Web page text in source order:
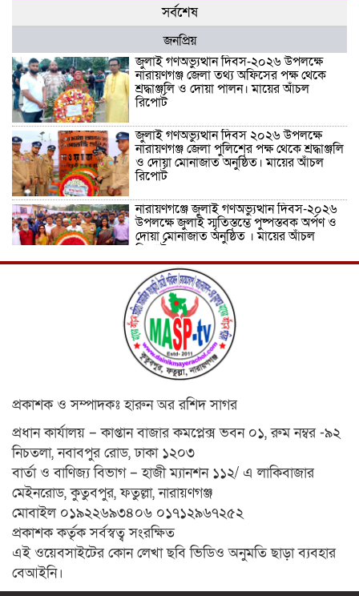
সর্বশেষ
জনপ্রিয়
জুলাই গণঅভ্যুত্থান দিবস-২০২৬ উপলক্ষে
নারায়ণগঞ্জ জেলা তথ্য অফিসের পক্ষ থেকে
শ্রদ্ধাঞ্জলি ও দোয়া পালন। মায়ের আঁচল
রিপোর্ট
জুলাই গণঅভ্যুত্থান দিবস ২০২৬ উপলক্ষে
নারায়ণগঞ্জ জেলা পুলিশের পক্ষ থেকে শ্রদ্ধাঞ্জলি
ও দোয়া মোনাজাত অনুষ্ঠিত। মায়ের আঁচল
রিপোর্ট
নারায়ণগঞ্জে জুলাই গণঅভ্যুত্থান দিবস-২০২৬
উপলক্ষে জুলাই স্মৃতিস্তম্ভে পুষ্পস্তবক অর্পণ ও
দোয়া মোনাজাত অনুষ্ঠিত । মায়ের আঁচল
রিপোর্ট
ICJ Global Media Group LLC and
SAARC Journalist Forum Sign
Strategic MoU to Strengthen Global
Journalism Cooperation/ आईसीजे
ग्लोबल मीडिया ग्रुप एलएलसी और सार्क
पत्रकार फोरम वैश्विक पत्रकारिता सहयोग को मजबूत करने के लिए
रणनीतिक समझौता ज्ञापन पर हस्ताक्षर करते हैं
निर्मित वडा कार्यालय र स्वास्थ्य चौकी भवनको
उद्घाटन/ নেপালের বীরগঞ্জ পৌরসভা ২৬ নম্বর
ওয়ার্ডের নবনির্মিত ওয়ার্ড কার্যালয় ও
স্বাস্থ্যকেন্দ্র ভবনের উদ্বোধন ।
মেধাবী শিক্ষার্থী ফাতেমা আক্তার মাহমুদা
এলএলবি ফাইনাল পরীক্ষা-২০২৩-এ উত্তীর্ণ।
মায়ের আঁচল রিপোর্ট
নারায়ণগঞ্জ সিটি কর্পোরেশনের সীমানা
বর্ধিতকরণ সংক্রান্ত প্রস্তাবের বিষয় গণশুনানি
অনুষ্ঠিত হয়েছে। মায়ের আঁচল রিপোর্ট
প্রকাশক ও সম্পাদকঃ হারুন অর রশিদ সাগর
প্রধান কার্যালয় – কাপ্তান বাজার কমপ্লেক্স ভবন ০১, রুম নম্বর -৯২
নিচতলা, নবাবপুর রোড, ঢাকা ১২০৩
বার্তা ও বাণিজ্য বিভাগ – হাজী ম্যানশন ১১২/ এ লাকিবাজার
মেইনরোড, কুতুবপুর, ফতুল্লা, নারায়ণগঞ্জ
মোবাইল ০১৯২২৬৯৩৪০৬ ০১৭১২৯৬৭২৫২
প্রকাশক কর্তৃক সর্বস্বত্ব সংরক্ষিত
এই ওয়েবসাইটের কোন লেখা ছবি ভিডিও অনুমতি ছাড়া ব্যবহার
বেআইনি।